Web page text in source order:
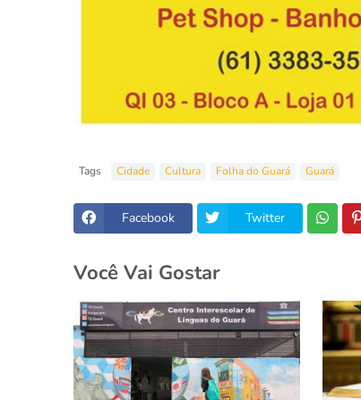
Tags Cidade Cultura Folha do Guará Guará
Facebook Twitter
Você Vai Gostar